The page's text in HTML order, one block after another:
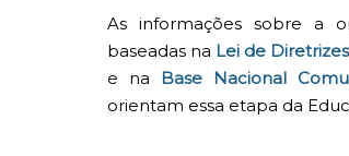
As informações sobre a
baseadas na Lei de
e na
Base Nacional
orientam essa etapa da